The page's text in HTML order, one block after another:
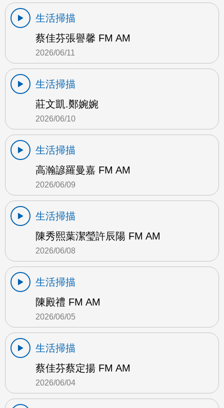
生活掃描
蔡佳芬張譽馨 FM AM
2026/06/11
生活掃描
莊文凱.鄭婉婉
2026/06/10
生活掃描
高瀚諺羅曼嘉 FM AM
2026/06/09
生活掃描
陳秀熙葉潔瑩許辰陽 FM AM
2026/06/08
生活掃描
陳殿禮 FM AM
2026/06/05
生活掃描
蔡佳芬蔡定揚 FM AM
2026/06/04